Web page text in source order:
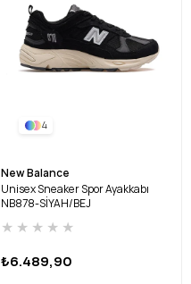
4
New Balance
Unisex Sneaker Spor Ayakkabı
NB878-SİYAH/BEJ
★ ★ ★ ★ ★
₺6.489,90